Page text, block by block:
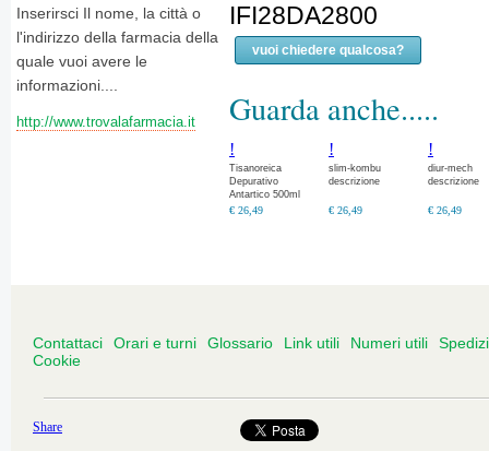
Inserirsci Il nome, la città o
l'indirizzo della farmacia della
quale vuoi avere le
informazioni....
http://www.trovalafarmacia.it
IFI28DA2800
vuoi chiedere qualcosa?
Guarda anche.....
!
Tisanoreica
Depurativo
Antartico 500ml
Tisanoreica
€ 26,49
!
slim-kombu
descrizione
€ 26,49
!
diur-mech
descrizione
€ 26,49
Contattaci Orari e turni Glossario Link utili Numeri utili
Cookie
Share